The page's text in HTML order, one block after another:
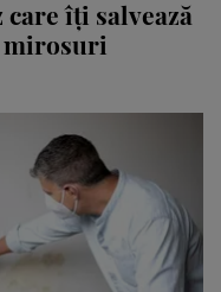
mirosuri